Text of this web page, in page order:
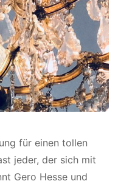
für einen tollen
jeder, der sich mit
Gero Hesse und